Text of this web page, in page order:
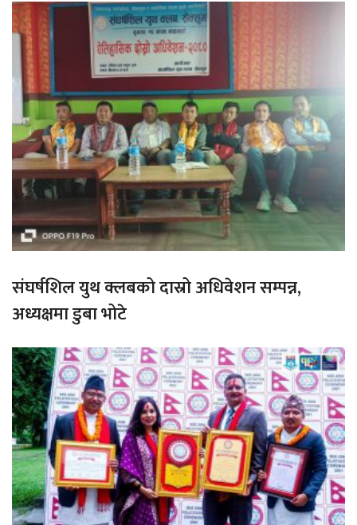
संघर्षशिल युथ क्लबको दास्रो अधिवेशन सम्पन्न,
अध्यक्षमा डुबा भोटे